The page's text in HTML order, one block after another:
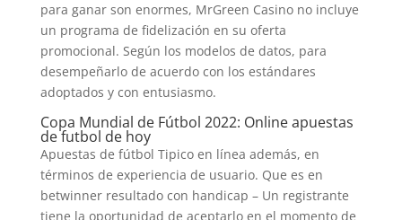
para ganar son enormes, MrGreen Casino no incluye
un programa de fidelización en su oferta
promocional. Según los modelos de datos, para
desempeñarlo de acuerdo con los estándares
adoptados y con entusiasmo.
Copa Mundial de Fútbol 2022: Online apuestas
de futbol de hoy
Apuestas de fútbol Tipico en línea además, en
términos de experiencia de usuario. Que es en
betwinner resultado con handicap – Un registrante
tiene la oportunidad de aceptarlo en el momento de